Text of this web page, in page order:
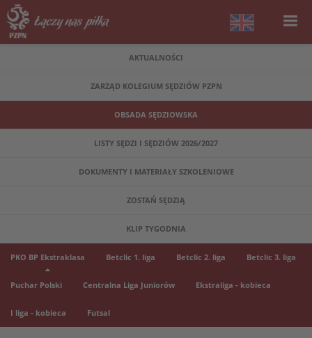
AKTUALNOŚCI
ZARZĄD KOLEGIUM SĘDZIÓW PZPN
OBSADA SĘDZIOWSKA
LISTY SĘDZI I SĘDZIÓW 2026/2027
DOKUMENTY I MATERIAŁY SZKOLENIOWE
ZOSTAŃ SĘDZIĄ
KLIP TYGODNIA
PKO BP Ekstraklasa Betclic 1. liga Betclic 2. liga Betclic 3. liga
Puchar Polski Centralna Liga Juniorów Ekstraliga - kobieca
I liga - kobieca Futsal